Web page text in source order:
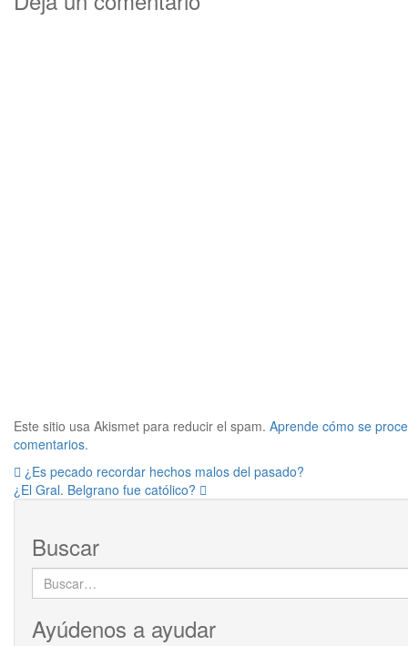
Este sitio usa Akismet para reducir el spam. Aprende cómo se
comentarios.
Navegación
de
entradas
¿Es pecado recordar hechos malos del pasado?
¿El Gral. Belgrano fue católico?
Buscar
Buscar:
Ayúdenos a ayudar